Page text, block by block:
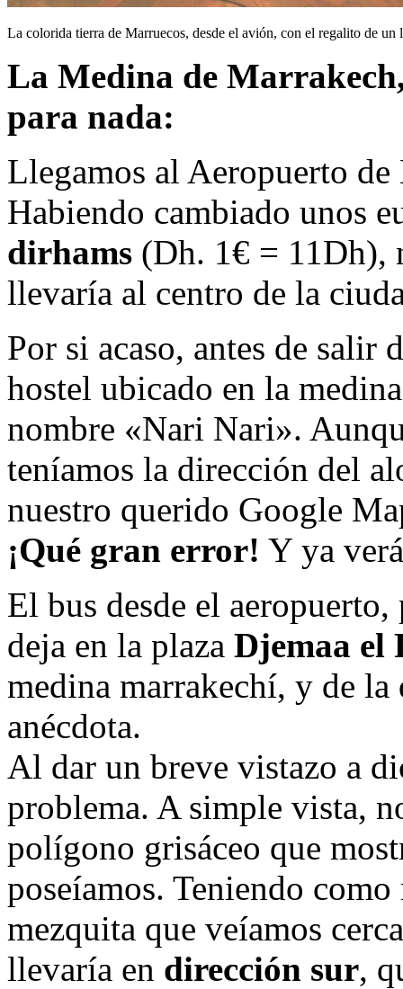
La colorida tierra de Marruecos, desde el avión, con el regalito de un
La Medina de
para nada:
Llegamos al Aeropuerto
Habiendo cambiado unos
dirhams (Dh. 1€ = 11Dh),
llevaría al centro de la
Por si acaso, antes de salir
hostel ubicado en la
nombre «Nari Nari».
teníamos la dirección del
nuestro querido Google
¡Qué gran error! Y ya
El bus desde el
deja en la plaza Djemaa el
medina marrakechí, y de la
anécdota.
Al dar un breve vistazo a
problema. A simple vista,
polígono grisáceo que
poseíamos. Teniendo
mezquita que veíamos
llevaría en dirección sur,